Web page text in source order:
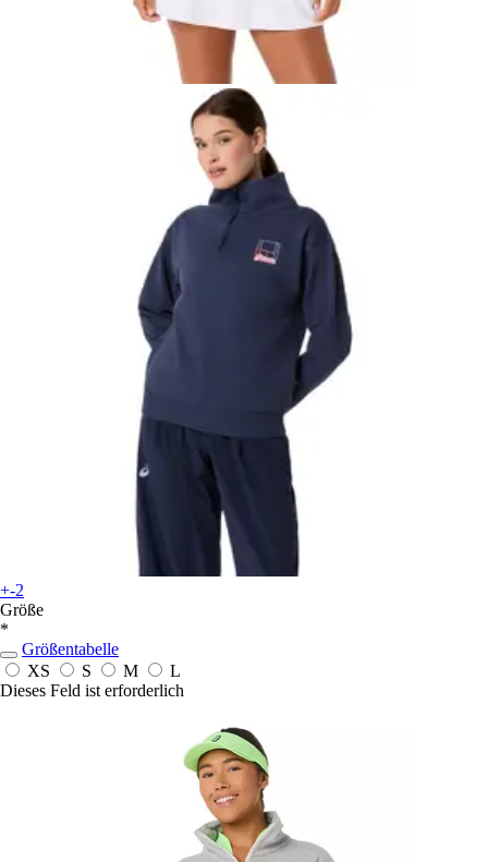
+-2
Größe
*
Größentabelle
XS
S M
L
Dieses Feld ist erforderlich